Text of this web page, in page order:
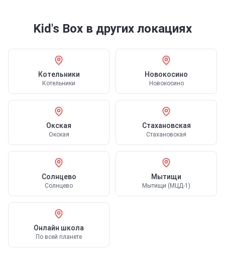
Kid's Box в других локациях
Котельники
Котельники
Новокосино
Новокосино
Окская
Окская
Стахановская
Стахановская
Солнцево
Солнцево
Мытищи
Мытищи (МЦД-1)
Онлайн школа
По всей планете